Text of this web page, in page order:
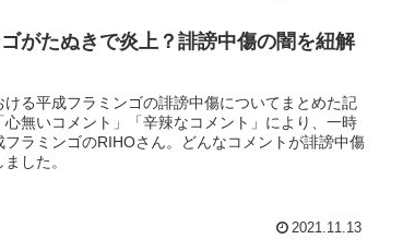
がたぬきで炎上？誹謗中傷の闇を紐解
ける平成フラミンゴの誹謗中傷についてまとめた記
心無いコメント」「辛辣なコメント」により、一時
フラミンゴのRIHOさん。どんなコメントが誹謗中傷
した。
2021.11.13